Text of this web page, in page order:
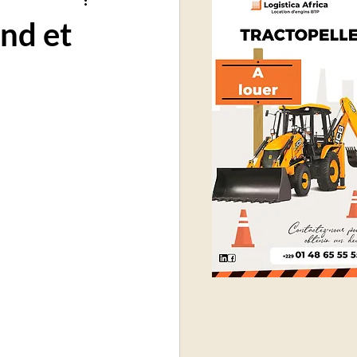
et